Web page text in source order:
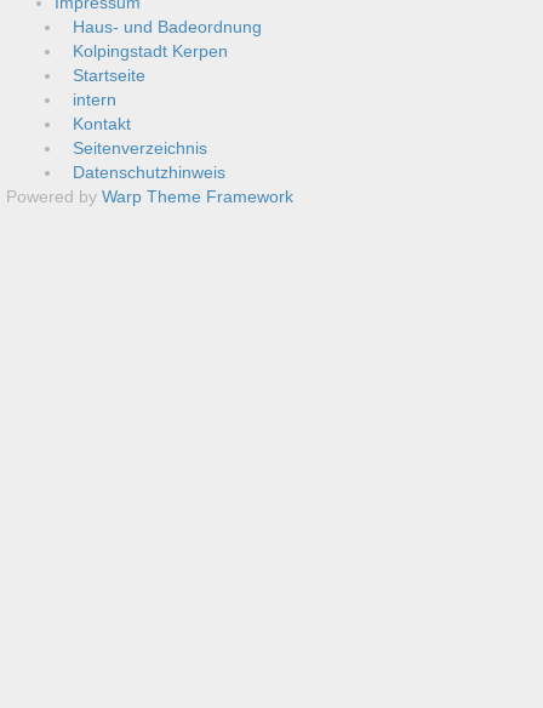
Haus- und Badeordnung
Kolpingstadt Kerpen
Startseite
intern
Kontakt
Seitenverzeichnis
Datenschutzhinweis
Powered by Warp Theme Framework